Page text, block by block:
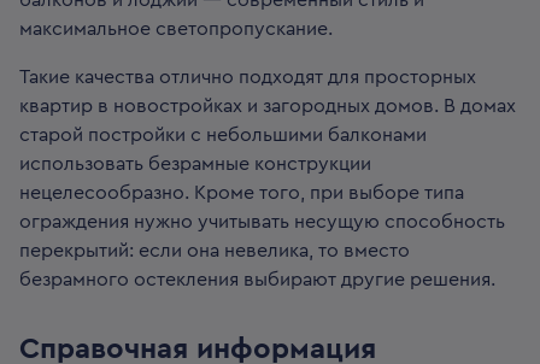
максимальное светопропускание.
Такие качества отлично подходят для просторных
квартир в новостройках и загородных домов. В домах
старой постройки с небольшими балконами
использовать безрамные конструкции
нецелесообразно. Кроме того, при выборе типа
ограждения нужно учитывать несущую способность
перекрытий: если она невелика, то вместо
безрамного остекления выбирают другие решения.
Справочная информация